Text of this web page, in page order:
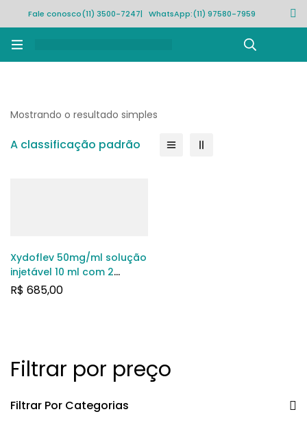
Fale conosco(11) 3500-7247| WhatsApp:(11) 97580-7959
Filtrar por preço
Filtrar Por Categorias
Mostrando o resultado simples
A classificação padrão
Xydoflev 50mg/ml solução
injetável 10 ml com 2
ampolas
R$ 685,00